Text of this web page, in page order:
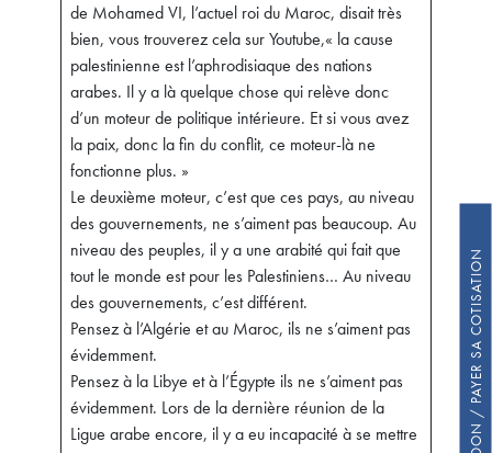
FAIRE UN DON / PAYER SA COTISATION
de Mohamed VI, l’actuel roi du Maroc, disait très
bien, vous trouverez cela sur Youtube,« la cause
palestinienne est l’aphrodisiaque des nations
arabes. Il y a là quelque chose qui relève donc
d’un moteur de politique intérieure. Et si vous avez
la paix, donc la fin du conflit, ce moteur-là ne
fonctionne plus. »
Le deuxième moteur, c’est que ces pays, au niveau
des gouvernements, ne s’aiment pas beaucoup. Au
niveau des peuples, il y a une arabité qui fait que
tout le monde est pour les Palestiniens… Au niveau
des gouvernements, c’est différent.
Pensez à l’Algérie et au Maroc, ils ne s’aiment pas
évidemment.
Pensez à la Libye et à l’Égypte ils ne s’aiment pas
évidemment. Lors de la dernière réunion de la
Ligue arabe encore, il y a eu incapacité à se mettre